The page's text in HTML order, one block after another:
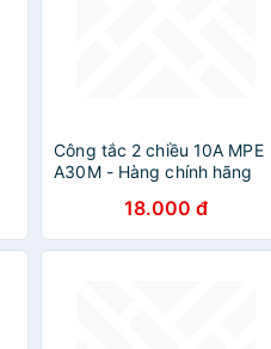
Công tắc 2 chiều 10A MPE
A30M - Hàng chính hãng
18.000 đ